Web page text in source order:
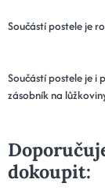
Součástí postele je
Součástí postele je i
zásobník na
dokoupit: